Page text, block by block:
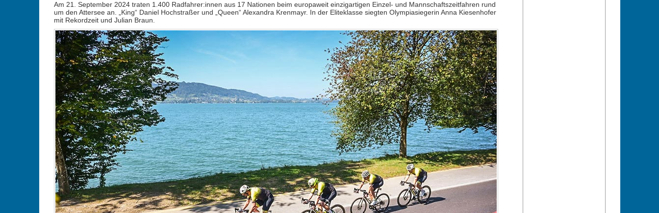
Am 21. September 2024 traten 1.400 Radfahrer:innen aus 17 Nationen beim europaweit einzigartigen Einzel- und Mannschaftszeitfahren rund
um den Attersee an. „King“ Daniel Hochstraßer und „Queen“ Alexandra Krenmayr. In der Eliteklasse siegten Olympiasiegerin Anna Kiesenhofer
mit Rekordzeit und Julian Braun.